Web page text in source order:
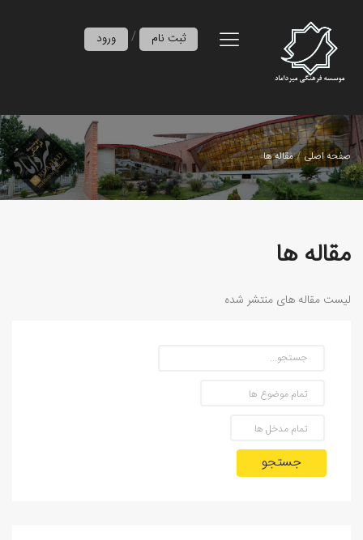
ورود / ثبت نام
صفحه اصلی مقاله ها
مقاله ها
لیست مقاله های منتشر شده
جستجو